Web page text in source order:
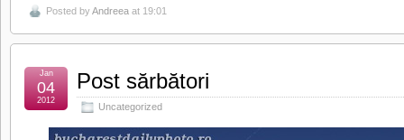
Posted byAndreea at 19:01
Post sărbători
Uncategorized
Jan
04
2012